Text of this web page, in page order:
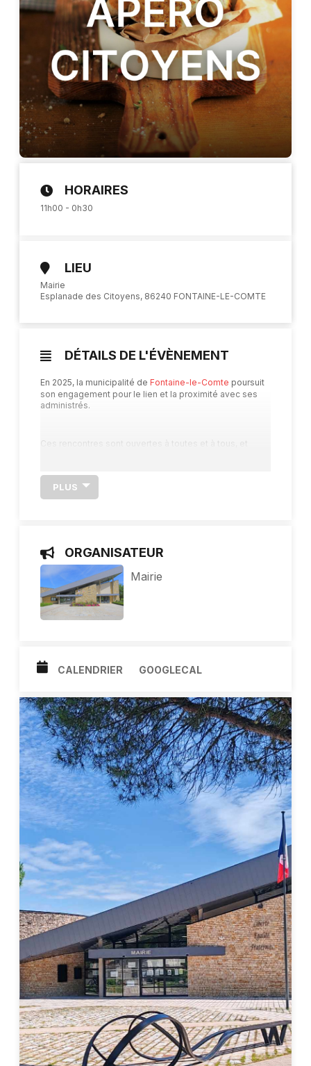
PORTAIL FAMILLE
PUBLICATIONS COMMUNALES
Actualités Agenda Contact Publications communales
HORAIRES
11h00 - 0h30
LIEU
Mairie
Esplanade des Citoyens, 86240 FONTAINE-LE-COMTE
DÉTAILS DE L'ÉVÈNEMENT
En 2025, la municipalité de Fontaine-le-Comte poursuit
son engagement pour le lien et la proximité avec ses
administrés.
Ces rencontres sont ouvertes à toutes et à tous, et
Les prochains rendez-vous sont prévus pour les :
– samedi 15 février ;
– samedi 22 mars ;
– samedi 12 avril.
rejoindre et à en parler autour de vous !
PLUS
ORGANISATEUR
Mairie
CALENDRIER GOOGLECAL